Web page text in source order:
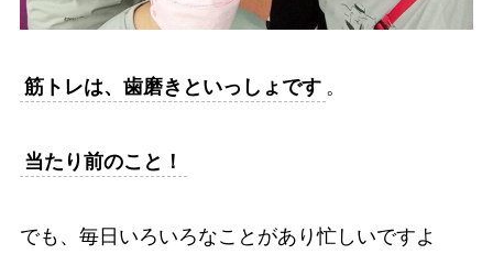
筋トレは、歯磨きといっしょです 。
当たり前のこと！
でも、毎日いろいろなことがあり忙しいですよ